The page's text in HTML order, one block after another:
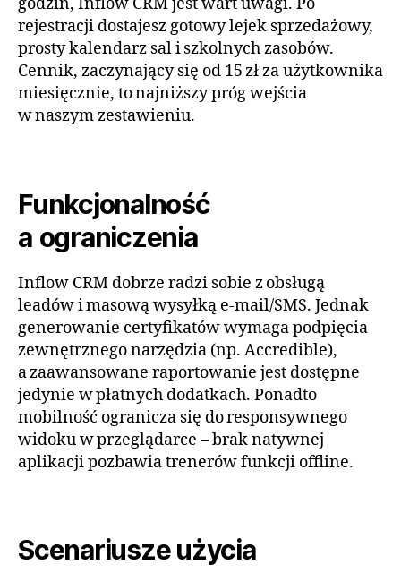
godzin, Inflow CRMjest wart uwagi. Po
rejestracji dostajesz gotowy lejek sprzedażowy,
prosty kalendarz sal i szkolnych zasobów.
Cennik, zaczynający się od 15 zł za użytkownika
miesięcznie, to najniższy próg wejścia
w naszym zestawieniu.
Funkcjonalność
a ograniczenia
Inflow CRM dobrze radzi sobie z obsługą
leadów i masową wysyłką e‑mail/SMS. Jednak
generowanie certyfikatów wymaga podpięcia
zewnętrznego narzędzia (np. Accredible),
a zaawansowane raportowanie jest dostępne
jedynie w płatnych dodatkach. Ponadto
mobilność ogranicza się do responsywnego
widoku w przeglądarce – brak natywnej
aplikacji pozbawia trenerów funkcji offline.
Scenariusze użycia